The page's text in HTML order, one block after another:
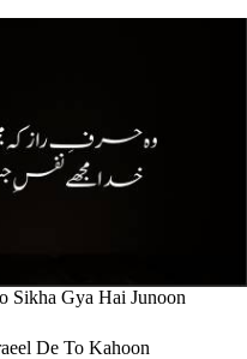
Sikha Gya Hai Junoon
De To Kahoon